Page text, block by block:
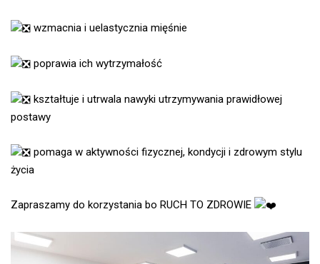
wzmacnia i uelastycznia mięśnie
poprawia ich wytrzymałość
kształtuje i utrwala nawyki utrzymywania prawidłowej
postawy
pomaga w aktywności fizycznej, kondycji i zdrowym stylu
życia
Zapraszamy do korzystania bo RUCH TO ZDROWIE